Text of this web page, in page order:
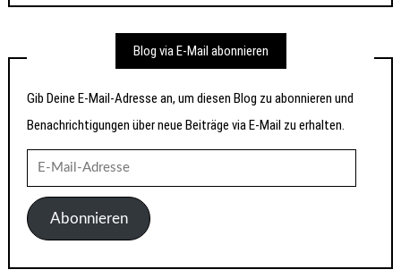
Blog via E-Mail abonnieren
Gib Deine E-Mail-Adresse an, um diesen Blog zu abonnieren und
Benachrichtigungen über neue Beiträge via E-Mail zu erhalten.
Mail-
AdresseAbonnieren